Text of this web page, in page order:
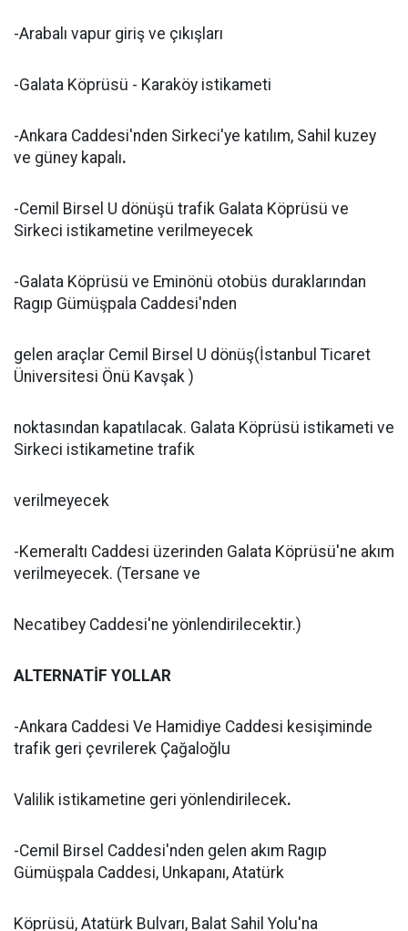
-Arabalı vapur giriş ve çıkışları
-Galata Köprüsü - Karaköy istikameti
-Ankara Caddesi'nden Sirkeci'ye katılım, Sahil kuzey
ve güney kapalı.
-Cemil Birsel U dönüşü trafik Galata Köprüsü ve
Sirkeci istikametine verilmeyecek
-Galata Köprüsü ve Eminönü otobüs duraklarından
Ragıp Gümüşpala Caddesi'nden
gelen araçlar Cemil Birsel U dönüş(İstanbul Ticaret
Üniversitesi Önü Kavşak )
noktasından kapatılacak. Galata Köprüsü istikameti ve
Sirkeci istikametine trafik
verilmeyecek
-Kemeraltı Caddesi üzerinden Galata Köprüsü'ne akım
verilmeyecek. (Tersane ve
Necatibey Caddesi'ne yönlendirilecektir.)
ALTERNATİF YOLLAR
-Ankara Caddesi Ve Hamidiye Caddesi kesişiminde
trafik geri çevrilerek Çağaloğlu
Valilik istikametine geri yönlendirilecek.
-Cemil Birsel Caddesi'nden gelen akım Ragıp
Gümüşpala Caddesi, Unkapanı, Atatürk
Köprüsü, Atatürk Bulvarı, Balat Sahil Yolu'na